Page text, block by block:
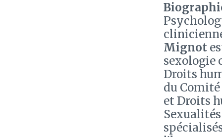
Mignot
sexologie
Droits
du Comité
et Droits